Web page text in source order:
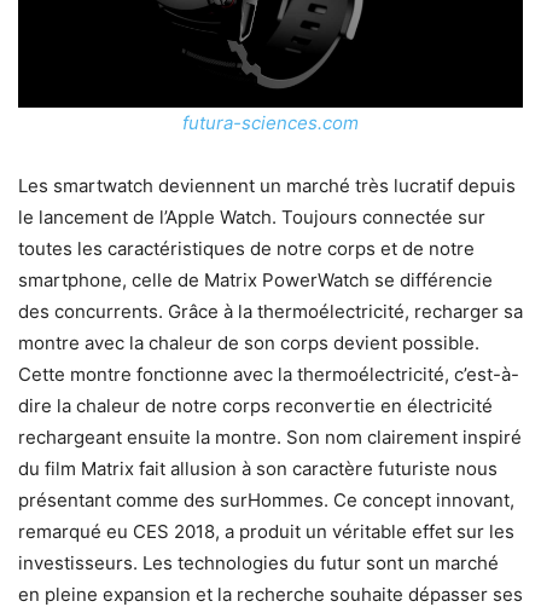
futura-sciences.com
Les smartwatch deviennent un marché très lucratif depuis
le lancement de l’Apple Watch. Toujours connectée sur
toutes les caractéristiques de notre corps et de notre
smartphone, celle de Matrix PowerWatch se différencie
des concurrents. Grâce à la thermoélectricité, recharger sa
montre avec la chaleur de son corps devient possible.
Cette montre fonctionne avec la thermoélectricité, c’est-à-
dire la chaleur de notre corps reconvertie en électricité
rechargeant ensuite la montre. Son nom clairement inspiré
du film Matrix fait allusion à son caractère futuriste nous
présentant comme des surHommes. Ce concept innovant,
remarqué eu CES 2018, a produit un véritable effet sur les
investisseurs. Les technologies du futur sont un marché
en pleine expansion et la recherche souhaite dépasser ses